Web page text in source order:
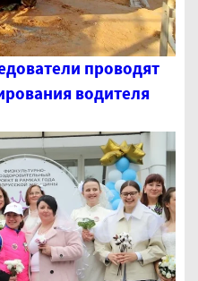
проводят
водителя